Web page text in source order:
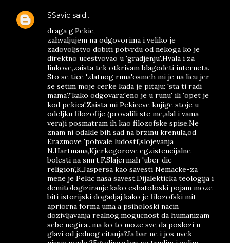
SSavic said…
draga g.Pekic,
zahvaljujem na odgovorima i veliko je
zadovoljstvo dobiti potvrdu od nekoga ko je
direktno ucestvovao u 'gradjenju'.Hvala i za
linkove,zaista tek otkrivam blagodeti interneta.
Sto se tice 'zlatnog runa'osmeh mi je na licu jer
se setim moje cerke kada je pitaju: 'sta ti radi
mama?'kako odgovara:'eno je u runu' ili 'opet je
kod pekica'.Zaista mi Pekiceve knjige stoje u
odeljku filozofije (provalili ste me,alal i vama
vera)i posmatram ih kao filozofske spise.Ne
znam ni odakle bih sad na brzinu krenula,od
Erazmove 'pohvale ludosti',slojevanja
N.Hartmana,Kjerkegorove egzistencijalne
bolesti na smrt,F.Slajermah 'uber die
religion',K.Jaspersa kao savesti Nemacke-za
mene je Pekic nasa savest.Dijalekticka teologija i
demitologiziranje,kako eshatoloski pojam moze
biti istorijski dogadjaj,kako je filozofski mit
apriorna forma uma a psiholoski nacin
dozivljavanja realnog,mogucnost da humanizam
sebe negira...ma ko to moze sve da poslozi u
glavi od jednog citanja?Ja bar ne i jos uvek